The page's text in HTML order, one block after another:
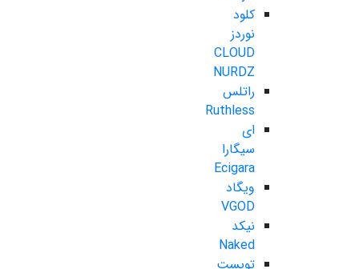
کلود
نوردز
CLOUD
NURDZ
راتلس
Ruthless
ای
سیگارا
Ecigara
ویگاد
VGOD
نیکد
Naked
تویست